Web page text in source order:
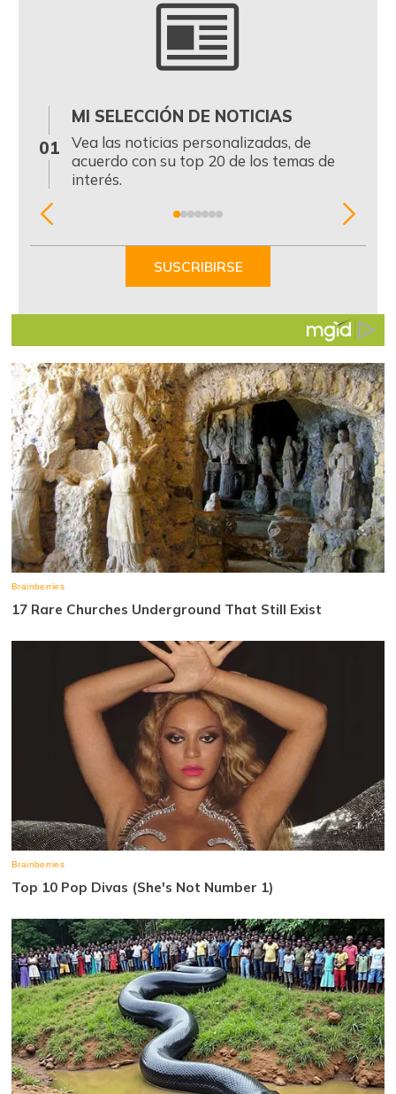
01
MI SELECCIÓN DE NOTICIAS
Vea las noticias personalizadas, de
acuerdo con su top 20 de los temas de
interés.
Item
SUSCRIBIRSE